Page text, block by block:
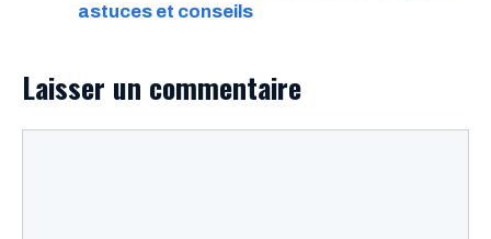
astuces et conseils
Laisser un commentaire